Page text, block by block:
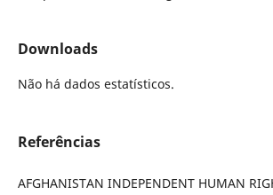
Downloads
Não há dados estatísticos.
Referências
AFGHANISTAN INDEPENDENT HUMAN